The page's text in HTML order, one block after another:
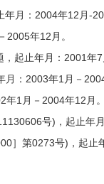
月：2004年12月-
年12月。
起止年月：2001年7
：2003年1月－
1月－2004年12月。
号)，起止年
］第0273号)，起止